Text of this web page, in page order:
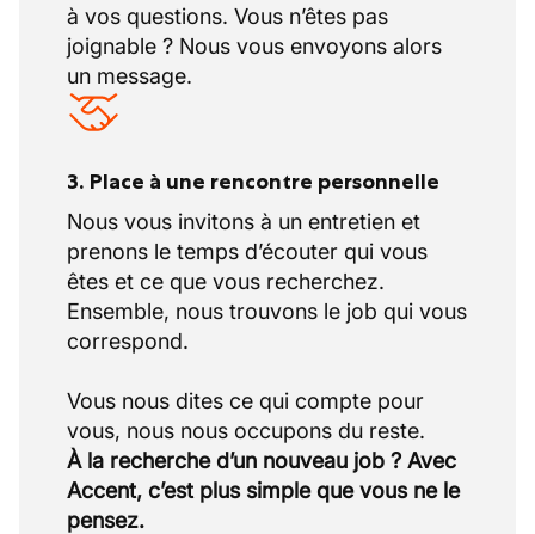
à vos questions. Vous n’êtes pas
joignable ? Nous vous envoyons alors
un message.
3. Place à une rencontre personnelle
Nous vous invitons à un entretien et
prenons le temps d’écouter qui vous
êtes et ce que vous recherchez.
Ensemble, nous trouvons le job qui vous
correspond.
Vous nous dites ce qui compte pour
À la recherche d’un nouveau job ? Avec
Accent, c’est plus simple que vous ne le
pensez.